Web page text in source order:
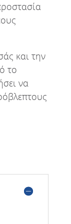
και την
το
να